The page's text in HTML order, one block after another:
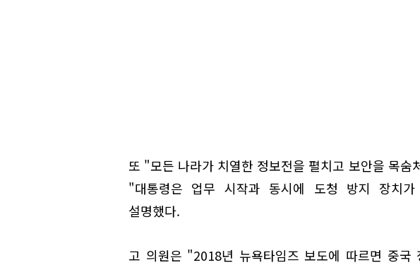
또 "모든 나라가 치열한 정보전을 펼치고 보안을 목숨
"대통령은 업무 시작과 동시에 도청 방지 장치
설명했다.
고 의원은 "2018년 뉴욕타임즈 보도에 따르면 중국